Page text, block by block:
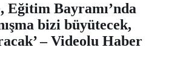
Eğitim Bayramı’nda
bizi büyütecek,
– Videolu Haber